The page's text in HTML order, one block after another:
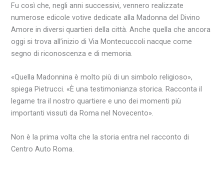
Fu così che, negli anni successivi, vennero realizzate
numerose edicole votive dedicate alla Madonna del Divino
Amore in diversi quartieri della città. Anche quella che ancora
oggi si trova all’inizio di Via Montecuccoli nacque come
segno di riconoscenza e di memoria.
«Quella Madonnina è molto più di un simbolo religioso»,
spiega Pietrucci. «È una testimonianza storica. Racconta il
legame tra il nostro quartiere e uno dei momenti più
importanti vissuti da Roma nel Novecento».
Non è la prima volta che la storia entra nel racconto di
Centro Auto Roma.